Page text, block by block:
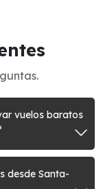
vuelos baratos
desde Santa-